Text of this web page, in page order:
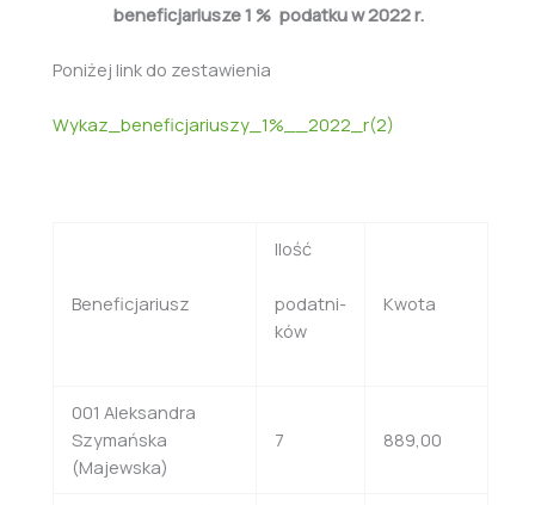
beneficjariusze 1 % podatku w 2022 r.
Poniżej link do zestawienia
Wykaz_beneficjariuszy_1%__2022_r(2)
Beneficjariusz
Ilość
podatni-
ków
Kwota
001 Aleksandra
Szymańska
(Majewska)
7 889,00